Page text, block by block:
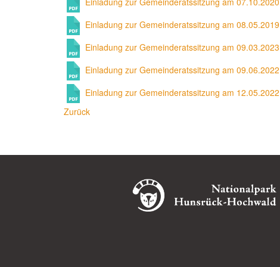
Einladung zur Gemeinderatssitzung am 08.05.2019
Einladung zur Gemeinderatssitzung am 09.03.2023
Einladung zur Gemeinderatssitzung am 09.06.2022
Einladung zur Gemeinderatssitzung am 12.05.2022
Zurück